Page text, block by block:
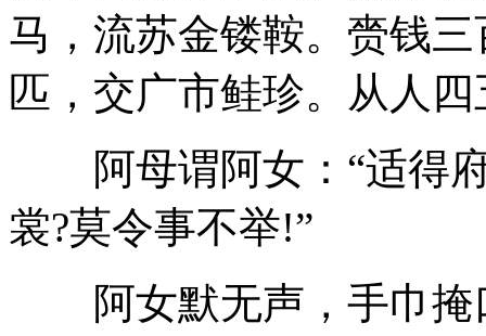
马，流苏金镂鞍。赍钱
匹，交广市鲑珍。从人
阿母谓阿女：“适得府
裳?莫令事不举!”
阿女默无声，手巾掩